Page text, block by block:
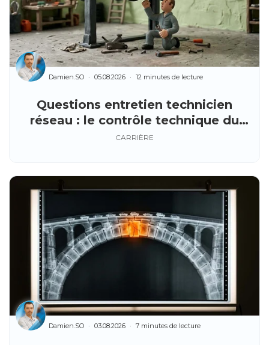
Questions entretien technicien
réseau : le contrôle technique du
recruteur
Damien.SO 05.08.2026 12 minutes de lecture
CARRIÈRE
Damien.SO 03.08.2026 7 minutes de lecture